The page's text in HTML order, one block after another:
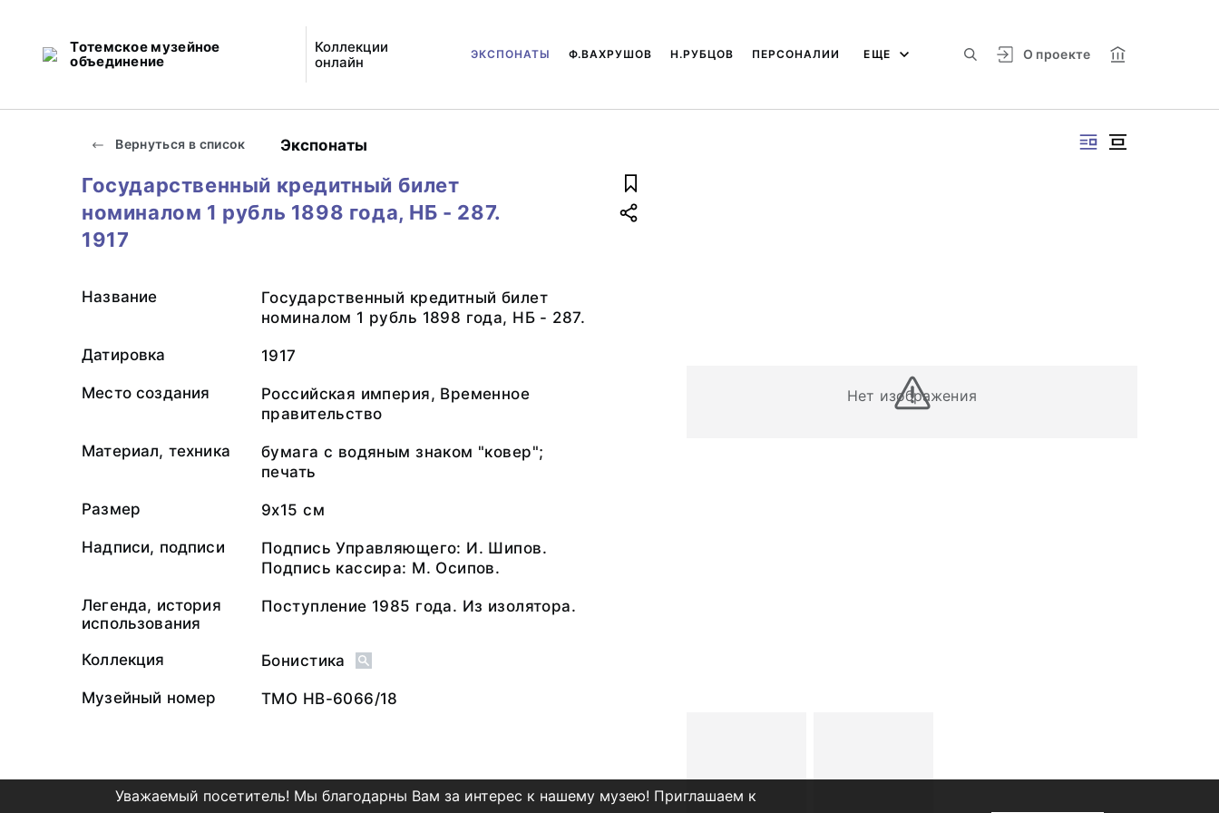
Тотемское музейное
объединение
Коллекции
онлайн
О проекте
ЭКСПОНАТЫ Ф.ВАХРУШОВ Н.РУБЦОВ ПЕРСОНАЛИИ ЕЩЕ
Вернуться в список Экспонаты
Нет изображения
Государственный кредитный билет
номиналом 1 рубль 1898 года, НБ - 287.
1917
Название
Государственный кредитный билет
номиналом 1 рубль 1898 года, НБ - 287.
Датировка 1917
Место создания
Российская империя, Временное
правительство
Материал, техника
бумага с водяным знаком "ковер";
печать
Размер 9х15 см
Надписи, подписи
Подпись Управляющего: И. Шипов.
Подпись кассира: М. Осипов.
Легенда, история
использования
Поступление 1985 года. Из изолятора.
Коллекция Бонистика
Музейный номер ТМО НВ-6066/18
Уважаемый посетитель! Мы благодарны Вам за интерес к нашему музею! Приглашаем к